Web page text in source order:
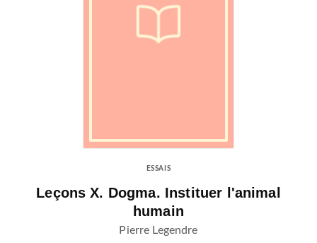
ESSAIS
Leçons X. Dogma. Instituer l'animal
humain
Pierre Legendre